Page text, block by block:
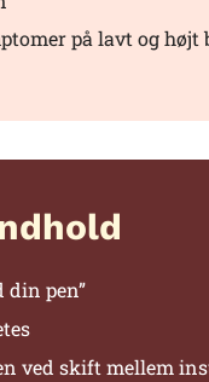
på lavt og højt
din pen”
ved skift mellem